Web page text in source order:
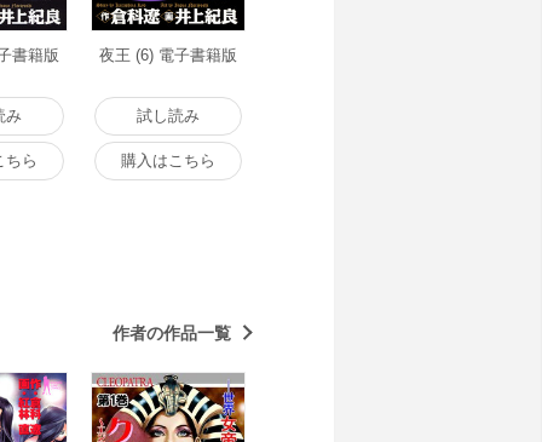
書籍版
み
ちら
夜王 (6) 電子書籍版
試し読み
購入はこちら
作者の作品一覧